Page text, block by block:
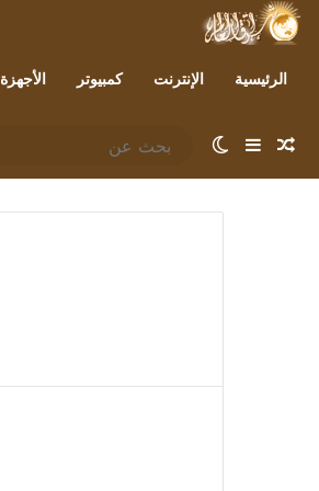
الرئيسية الإنترنت كمبيوتر الأجهزة
مقال عشوائي
إضافة عمود جانبي
الوضع المظلم